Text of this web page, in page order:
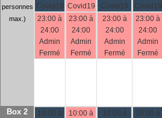
personnes
max.)
Covid19
23:00 à
24:00
Admin
Fermé
Covid19
23:00 à
24:00
Admin
Fermé
Covid19
23:00 à
24:00
Admin
Fermé
Covid19
23:00 à
24:00
Admin
Fermé
Box 2
10:00 à
10:00 à
10:00 à
10:00 à